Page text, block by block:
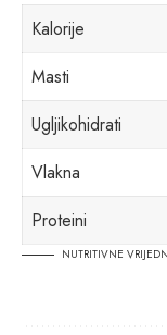
Kalorije
Masti
Ugljikohidrati
Vlakna
Proteini
NUTRITIVNE